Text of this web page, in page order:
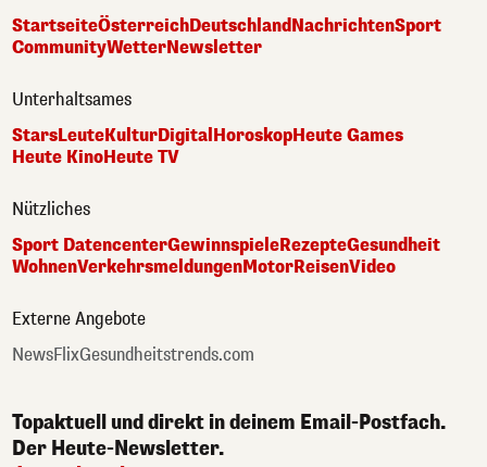
StartseiteÖsterreichDeutschlandNachrichtenSport
CommunityWetterNewsletter
Unterhaltsames
StarsLeuteKulturDigital HoroskopHeute Games
Heute KinoHeute TV
Nützliches
Sport DatencenterGewinnspieleRezepteGesundheit
WohnenVerkehrsmeldungenMotorReisenVideo
Externe Angebote
NewsFlixGesundheitstrends.com
Topaktuell und direkt in deinem Email-Postfach.
Der Heute-Newsletter.